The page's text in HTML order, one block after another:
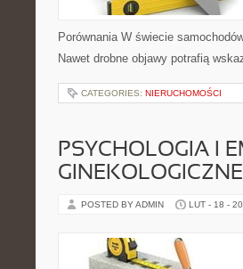
Porównania W świecie
Nawet drobne objawy potrafią
CATEGORIES: NIERUCHOMOŚCI
PSYCHOLOGIA I
GINEKOLOGICZNE
POSTED BY ADMIN LUT - 18 -